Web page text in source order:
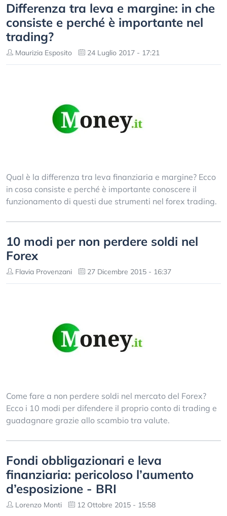
Differenza tra leva e margine: in che
consiste e perché è importante nel
trading?
Maurizia Esposito 24 Luglio 2017 - 17:21
Qual è la differenza tra leva finanziaria e margine? Ecco
in cosa consiste e perché è importante conoscere il
funzionamento di questi due strumenti nel forex trading.
10 modi per non perdere soldi nel
Forex
Flavia Provenzani 27 Dicembre 2015 - 16:37
Come fare a non perdere soldi nel mercato del Forex?
Ecco i 10 modi per difendere il proprio conto di trading e
guadagnare grazie allo scambio tra valute.
Fondi obbligazionari e leva
finanziaria: pericoloso l’aumento
d’esposizione - BRI
Lorenzo Monti 12 Ottobre 2015 - 15:58